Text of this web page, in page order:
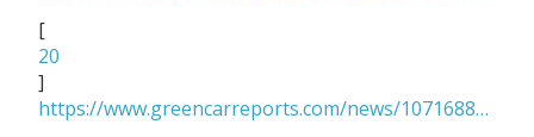
[
20
]
https://www.greencarreports.com/news/1071688_95-of-all-trips-could-be-made-in-electric-cars-says-study